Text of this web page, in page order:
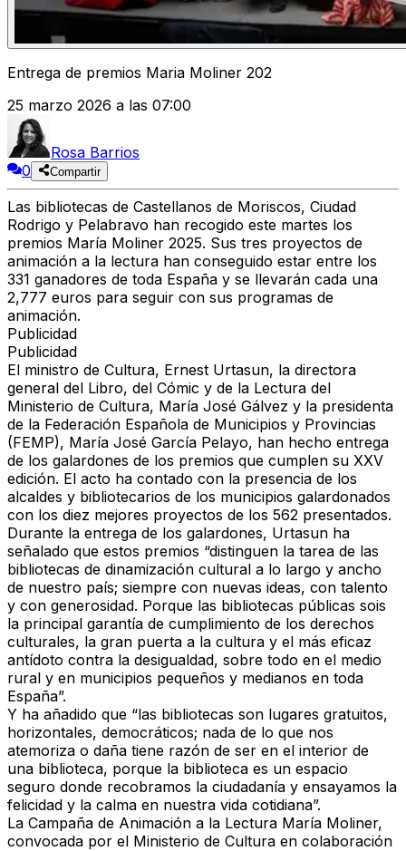
Entrega de premios Maria Moliner 202
25 marzo 2026 a las 07:00
Rosa Barrios
0
Compartir
Las bibliotecas de Castellanos de Moriscos, Ciudad
Rodrigo y Pelabravo han recogido este martes los
premios María Moliner 2025. Sus tres proyectos de
animación a la lectura han conseguido estar entre los
331 ganadores de toda España y se llevarán cada una
2,777 euros para seguir con sus programas de
animación.
Publicidad
Publicidad
El ministro de Cultura, Ernest Urtasun, la directora
general del Libro, del Cómic y de la Lectura del
Ministerio de Cultura, María José Gálvez y la presidenta
de la Federación Española de Municipios y Provincias
(FEMP), María José García Pelayo, han hecho entrega
de los galardones de los premios que cumplen su XXV
edición. El acto ha contado con la presencia de los
alcaldes y bibliotecarios de los municipios galardonados
con los diez mejores proyectos de los 562 presentados.
Durante la entrega de los galardones, Urtasun ha
señalado que estos premios “distinguen la tarea de las
bibliotecas de dinamización cultural a lo largo y ancho
de nuestro país; siempre con nuevas ideas, con talento
y con generosidad. Porque las bibliotecas públicas sois
la principal garantía de cumplimiento de los derechos
culturales, la gran puerta a la cultura y el más eficaz
antídoto contra la desigualdad, sobre todo en el medio
rural y en municipios pequeños y medianos en toda
España”.
Y ha añadido que “las bibliotecas son lugares gratuitos,
horizontales, democráticos; nada de lo que nos
atemoriza o daña tiene razón de ser en el interior de
una biblioteca, porque la biblioteca es un espacio
seguro donde recobramos la ciudadanía y ensayamos la
felicidad y la calma en nuestra vida cotidiana”.
La Campaña de Animación a la Lectura María Moliner,
convocada por el Ministerio de Cultura en colaboración